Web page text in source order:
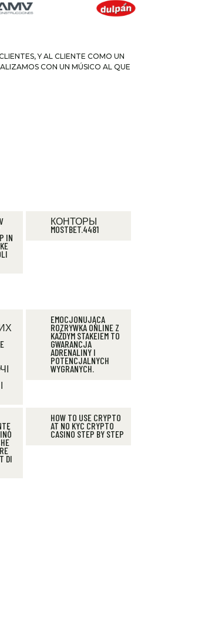
Y AL CLIENTE COMO UN
CON UN MÚSICO AL QUE
IN
КОНТОРЫ
MOSTBET.4481
EMOCJONUJĄCA
ROZRYWKA ONLINE Z
KAŻDYM STAKEIEM TO
GWARANCJA
ADRENALINY I
POTENCJALNYCH
WYGRANYCH.
DI
HOW TO USE CRYPTO
AT NO KYC CRYPTO
CASINO STEP BY STEP